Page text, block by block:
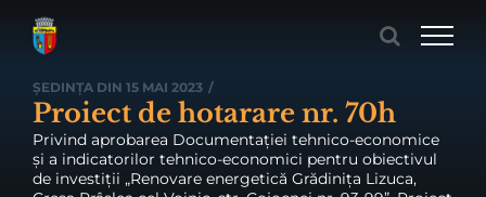
ȘEDINȚA DIN 15 MAI 2023 /
Proiect de hotarare nr. 70h
Privind aprobarea Documentației tehnico-economice
și a indicatorilor tehnico-economici pentru obiectivul
de investiții „Renovare energetică Grădinița Lizuca,